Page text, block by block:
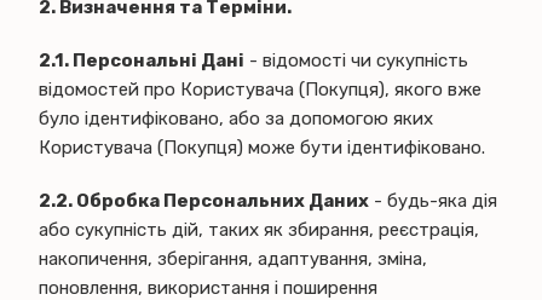
2. Визначення та Терміни.
2.1. Персональні Дані - відомості чи сукупність
відомостей про Користувача (Покупця), якого вже
було ідентифіковано, або за допомогою яких
Користувача (Покупця) може бути ідентифіковано.
2.2. Обробка Персональних Даних - будь-яка дія
або сукупність дій, таких як збирання, реєстрація,
накопичення, зберігання, адаптування, зміна,
поновлення, використання і поширення